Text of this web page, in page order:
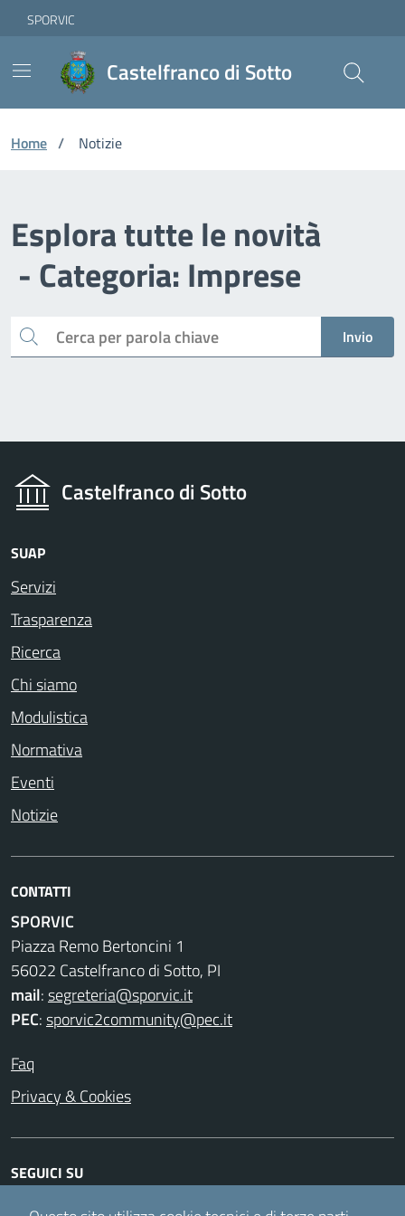
Skip to Main Content
Vai ai contenuti
Vai al footer
SPORVIC
Castelfranco di Sotto
Home / Notizie
Esplora tutte le novità
- Categoria: Imprese
Cerca Invio
Castelfranco di Sotto
SUAP
Servizi
Trasparenza
Ricerca
Chi siamo
Modulistica
Normativa
Eventi
Notizie
CONTATTI
SPORVIC
Piazza Remo Bertoncini 1
56022 Castelfranco di Sotto, PI
mail:segreteria@sporvic.it
PEC:sporvic2community@pec.it
Faq
Privacy & Cookies
SEGUICI SU
FacebookInstagramTwitter Youtube